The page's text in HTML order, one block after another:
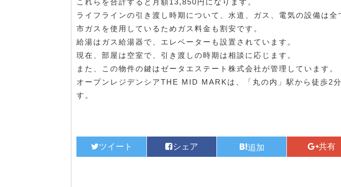
ライフラインの引き渡し時期について、水道、ガス、電気の設備は全
市ガスを使用しているためガス料金も割安です。
給湯はガス給湯器で、エレベーターも設置されています。
現在、部屋は空室で、引き渡しの時期は相談に応じます。
また、この物件の鍵はゼータエステート株式会社が管理しています。
オープンレジデンシアTHE MID MARKは、「丸の内」駅から徒歩2
す。